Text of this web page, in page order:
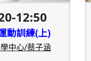
12:50
動訓練(上)
中心/蔡子涵